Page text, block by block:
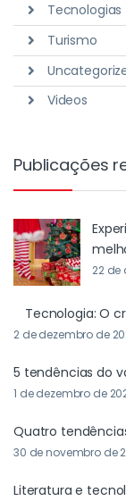
Tecnologias
Turismo
Videos
Publicações
22 de
Tecnologia: O
2 de dezembro de
5 tendências do
1 de dezembro de
Quatro
30 de novembro de
Literatura e